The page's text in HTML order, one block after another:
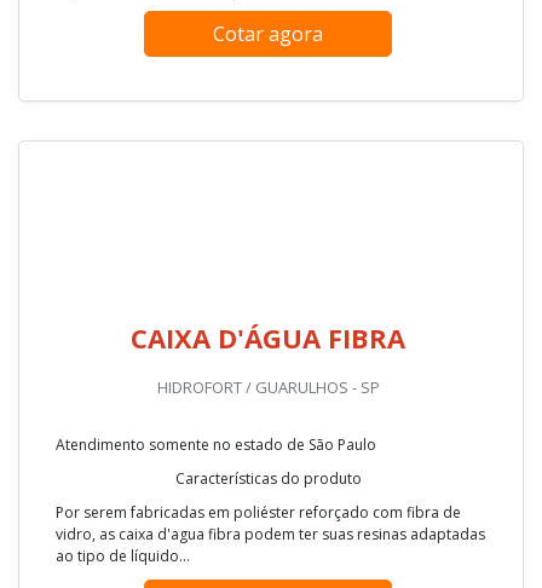
Cotar agora
CAIXA D'ÁGUA FIBRA
HIDROFORT / GUARULHOS - SP
Atendimento somente no estado de São Paulo
Características do produto
Por serem fabricadas em poliéster reforçado com fibra de
vidro, as caixa d'agua fibra podem ter suas resinas adaptadas
ao tipo de líquido...